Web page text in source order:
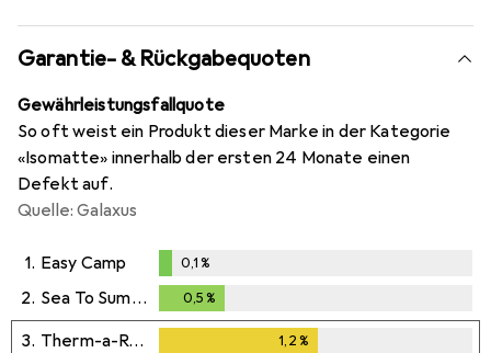
Garantie- & Rückgabequoten
Gewährleistungsfallquote
So oft weist ein Produkt dieser Marke in der Kategorie
«Isomatte» innerhalb der ersten 24 Monate einen
Defekt auf.
Quelle: Galaxus
1. Easy Camp
%
0,1%
2. Sea To Summit 0,5 %
3. Therm-a-Rest 1,2%